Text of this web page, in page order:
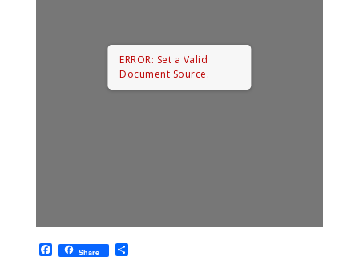
ERROR: Set a Valid
Document Source.
F
a
Share P